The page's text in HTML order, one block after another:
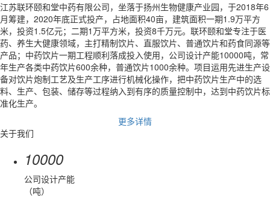
江苏联环颐和堂中药有限公司，坐落于扬州生物健康产业园，于2018年6
月筹建，2020年底正式投产，占地面积40亩，建筑面积一期1.9万平方
米，投资1.5亿元；二期1万平方米，投资8千万元。联环颐和堂专注于医
药、养生大健康领域，主打精制饮片、直服饮片、普通饮片和药食同源等
产品；中药饮片一期工程顺利落成投入使用，公司设计产能10000吨，常
年生产各类中药饮片600余种，普通饮片1000余种。项目运用先进生产设
备对饮片炮制工艺及生产工序进行机械化操作，把中药饮片生产中的选
料、生产、包装、储存等过程纳入到有序的质量控制中，达到中药饮片标
准化生产。
更多详情
关于我们
10000
公司设计产能
（吨）